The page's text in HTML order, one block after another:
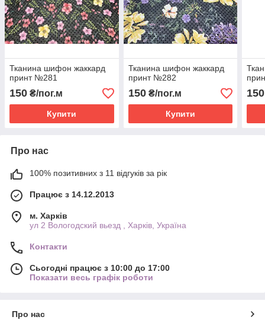
Тканина шифон жаккард
принт №281
150 ₴/пог.м
Купити
Тканина шифон жаккард
принт №282
150₴/пог.м
Купити
150
Про нас
100% позитивних з 11 відгуків за рік
Працює з 14.12.2013
м. Харків
ул 2 Вологодский вьезд , Харків, Україна
Контакти
Сьогодні працює з 10:00 до 17:00
Показати весь графік роботи
Про нас